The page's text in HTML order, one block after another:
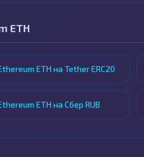
ETH
ETH на Tether ERC20
ETH на Сбер RUB